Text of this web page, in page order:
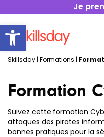
Je
Skillsday | Formations |
Formation
Suivez cette formation
attaques des pirates
bonnes pratiques pour la
Open toolbar